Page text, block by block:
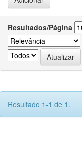
Resultados/Página
Resultado 1-1 de 1.